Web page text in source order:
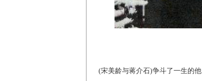
(宋美龄与蒋介石)争斗了一生的